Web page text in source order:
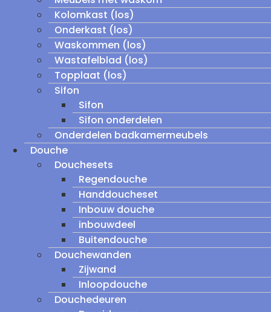
Kolomkast (los)
Onderkast (los)
Waskommen (los)
Wastafelblad (los)
Topplaat (los)
Sifon
Sifon
Sifon onderdelen
Onderdelen badkamermeubels
Douche
Douchesets
Regendouche
Handdoucheset
Inbouw douche
inbouwdeel
Buitendouche
Douchewanden
Zijwand
Inloopdouche
Douchedeuren